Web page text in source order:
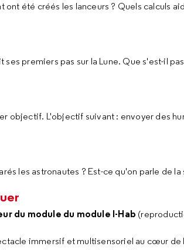
ont été créés les lanceurs ? Quels calculs
ses premiers pas sur la Lune. Que s'est-il
objectif. L'objectif suivant : envoyer des
les astronautes ? Est-ce qu'on parle de
du module du module I-Hab
immersif et multisensoriel au cœur